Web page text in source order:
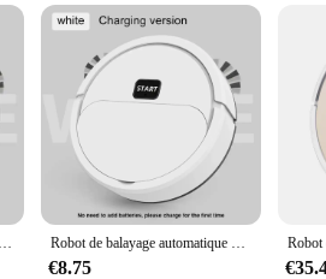
easy to handle and store
tool designed to tackle the toughest
dusting your home or maintaining a
fatigue during prolonged use.
it's a versatile cleaning solution. Its
home or office decor, while the included
existent, Rechargeable par USB, Balayage à Sec Intelligent, Balayeuse 3 en 1, 2024 Robot de balayage automatique 3 en 1, vadrouille intelligente et silencieuse, balayeuse paresseuse domestique, aspirateur
€8.75